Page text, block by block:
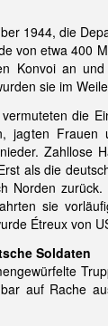
1944, die
von etwa 400
Konvoi an
sie im
die
jagten Frauen
Zahllose
als die
Norden
sie
Étreux von
Soldaten
auf Rache